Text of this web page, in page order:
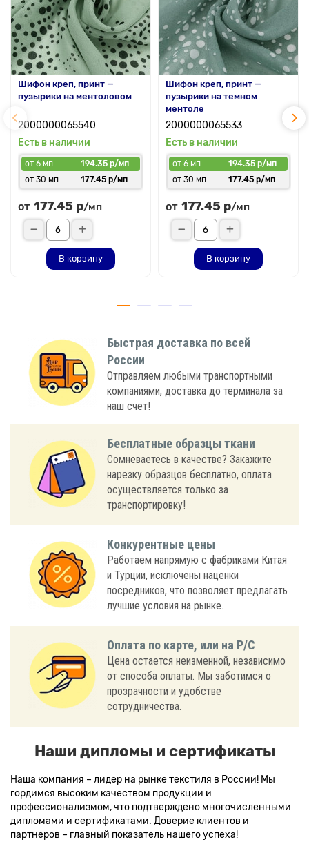
Шифон креп, принт —
пузырики на ментоловом
2000000065540
Есть в наличии
от 6 мп
194.35 р/мп
от 30 мп
177.45 р/мп
от 177.45 р/мп
В корзину
Шифон креп, принт —
пузырики на темном
ментоле
2000000065533
Есть в наличии
от 6 мп
194.35 р/мп
от 30 мп
177.45 р/мп
от 177.45 р/мп
В корзину
Быстрая доставка по всей
России
Отправляем любыми транспортными
компаниями, доставка до терминала за
наш счет!
Бесплатные образцы ткани
Сомневаетесь в качестве? Закажите
нарезку образцов бесплатно, оплата
осуществляется только за
транспортировку!
Конкурентные цены
Работаем напрямую с фабриками Китая
и Турции, исключены наценки
посредников, что позволяет предлагать
лучшие условия на рынке.
Оплата по карте, или на Р/С
Цена остается неизменной, независимо
от способа оплаты. Мы заботимся о
прозрачности и удобстве
сотрудничества.
Наши дипломы и сертификаты
Наша компания – лидер на рынке текстиля в России! Мы
гордимся высоким качеством продукции и
профессионализмом, что подтверждено многочисленными
дипломами и сертификатами. Доверие клиентов и
партнеров – главный показатель нашего успеха!